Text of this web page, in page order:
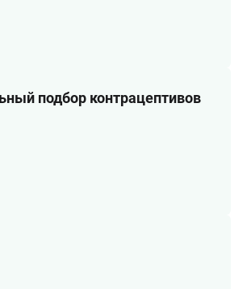
подбор контрацептивов